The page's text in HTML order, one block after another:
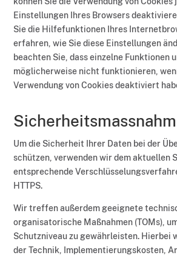
Einstellungen Ihres Browsers
Sie die Hilfefunktionen Ihres
erfahren, wie Sie diese Einstellungen
beachten Sie, dass einzelne Funktionen
möglicherweise nicht funktionieren,
Verwendung von Cookies deaktiviert
Um die Sicherheit Ihrer Daten bei der
schützen, verwenden wir dem aktuellen
entsprechende
HTTPS.
Wir treffen außerdem geeignete
organisatorische Maßnahmen (TOMs),
Schutzniveau zu gewährleisten. Hierbei
der Technik, Implementierungskosten,